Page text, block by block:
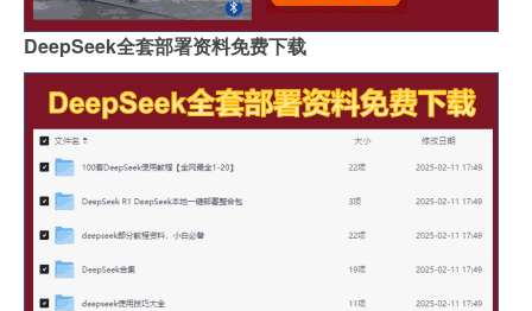
DeepSeek全套部署资料免费下载